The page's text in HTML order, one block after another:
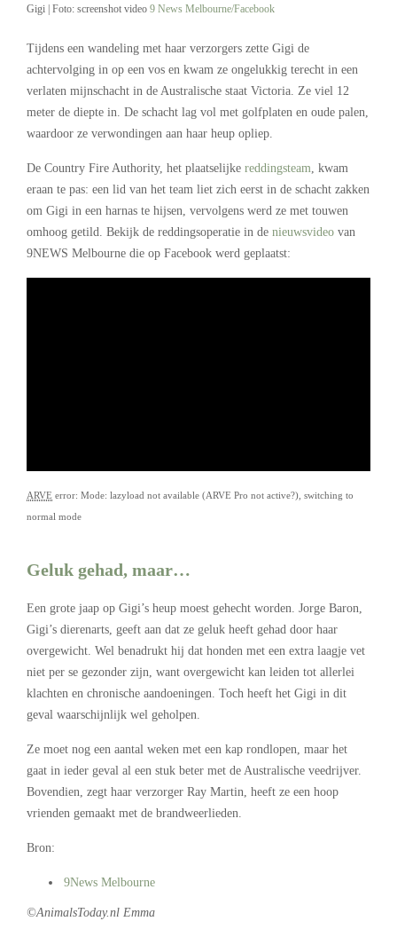
Gigi | Foto: screenshot video 9 News Melbourne/Facebook
Tijdens een wandeling met haar verzorgers zette Gigi de
achtervolging in op een vos en kwam ze ongelukkig terecht in een
verlaten mijnschacht in de Australische staat Victoria. Ze viel 12
meter de diepte in. De schacht lag vol met golfplaten en oude palen,
waardoor ze verwondingen aan haar heup opliep.
De Country Fire Authority, het plaatselijke reddingsteam , kwam
eraan te pas: een lid van het team liet zich eerst in de schacht zakken
om Gigi in een harnas te hijsen, vervolgens werd ze met touwen
omhoog getild. Bekijk de reddingsoperatie in de nieuwsvideo van
9NEWS Melbourne die op Facebook werd geplaatst:
ARVE error: Mode: lazyload not available (ARVE Pro not active?), switching to
normal mode
Geluk gehad, maar…
Een grote jaap op Gigi’s heup moest gehecht worden. Jorge Baron,
Gigi’s dierenarts, geeft aan dat ze geluk heeft gehad door haar
overgewicht. Wel benadrukt hij dat honden met een extra laagje vet
niet per se gezonder zijn, want overgewicht kan leiden tot allerlei
klachten en chronische aandoeningen. Toch heeft het Gigi in dit
geval waarschijnlijk wel geholpen.
Ze moet nog een aantal weken met een kap rondlopen, maar het
gaat in ieder geval al een stuk beter met de Australische veedrijver.
Bovendien, zegt haar verzorger Ray Martin, heeft ze een hoop
vrienden gemaakt met de brandweerlieden.
Bron:
9News Melbourne
©AnimalsToday.nl Emma